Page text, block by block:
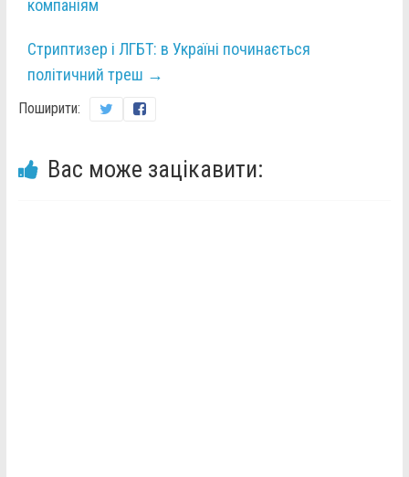
компаніям
Стриптизер і ЛГБТ: в Україні починається
політичний треш →
Поширити:
Вас може зацікавити: